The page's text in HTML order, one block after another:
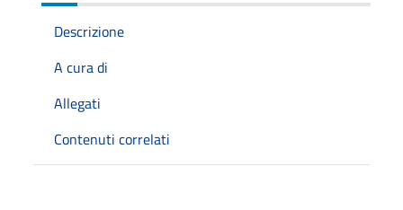
Descrizione
A cura di
Allegati
Contenuti correlati